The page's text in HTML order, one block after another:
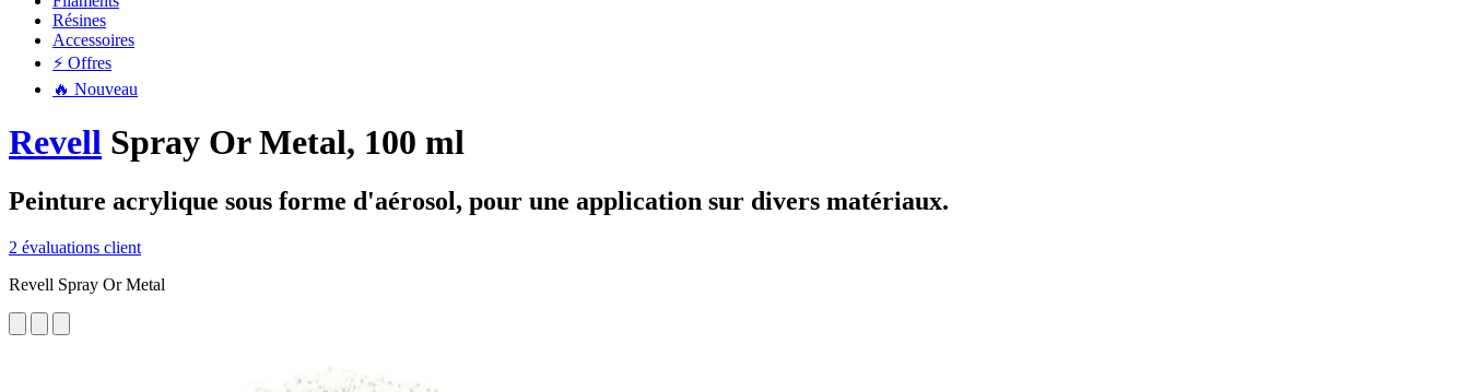
Résines
Accessoires
⚡ Offres
🔥 Nouveau
Revell Spray Or Metal, 100 ml
Peinture acrylique sous forme d'aérosol, pour une application sur divers matériaux.
2 évaluations client
Revell Spray Or Metal